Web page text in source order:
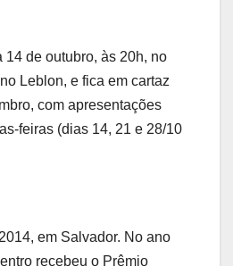
14 de outubro, às 20h, no
Leblon, e fica em cartaz
com apresentações
feiras (dias 14, 21 e 28/10
em Salvador. No ano
recebeu o Prêmio